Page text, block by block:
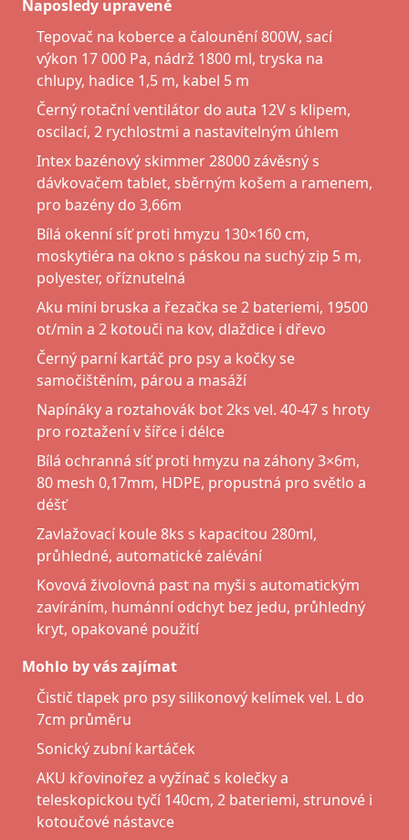
Naposledy upravené
Tepovač na koberce a čalounění 800W, sací
výkon 17 000 Pa, nádrž 1800 ml, tryska na
chlupy, hadice 1,5 m, kabel 5 m
Černý rotační ventilátor do auta 12V s klipem,
oscilací, 2 rychlostmi a nastavitelným úhlem
Intex bazénový skimmer 28000 závěsný s
dávkovačem tablet, sběrným košem a ramenem,
pro bazény do 3,66m
Bílá okenní síť proti hmyzu 130×160 cm,
moskytiéra na okno s páskou na suchý zip 5 m,
polyester, oříznutelná
Aku mini bruska a řezačka se 2 bateriemi, 19500
ot/min a 2 kotouči na kov, dlaždice i dřevo
Černý parní kartáč pro psy a kočky se
samočištěním, párou a masáží
Napínáky a roztahovák bot 2ks vel. 40-47 s hroty
pro roztažení v šířce i délce
Bílá ochranná síť proti hmyzu na záhony 3×6m,
80 mesh 0,17mm, HDPE, propustná pro světlo a
déšť
Zavlažovací koule 8ks s kapacitou 280ml,
průhledné, automatické zalévání
Kovová živolovná past na myši s automatickým
zavíráním, humánní odchyt bez jedu, průhledný
kryt, opakované použití
Mohlo by vás zajímat
Čistič tlapek pro psy silikonový kelímek vel. L do
7cm průměru
Sonický zubní kartáček
AKU křovinořez a vyžínač s kolečky a
teleskopickou tyčí 140cm, 2 bateriemi, strunové i
kotoučové nástavce